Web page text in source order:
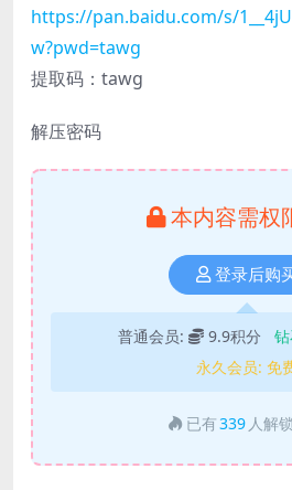
https://pan.baidu.com/s/
w?pwd=tawg
提取码：tawg
解压密码
本内容需权
登录后购
普通会员: 9.9积分
永久会员: 免
已有339 人解